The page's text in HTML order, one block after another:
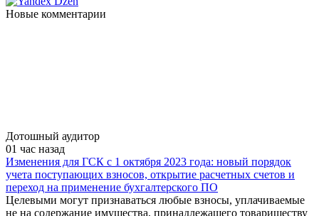
Новые комментарии
Дотошный аудитор
01 час назад
Изменения для ГСК с 1 октября 2023 года: новый порядок
учета поступающих взносов, открытие расчетных счетов и
переход на применение бухгалтерского ПО
Целевыми могут признаваться любые взносы, уплачиваемые
не на содержание имущества, принадлежащего товариществу